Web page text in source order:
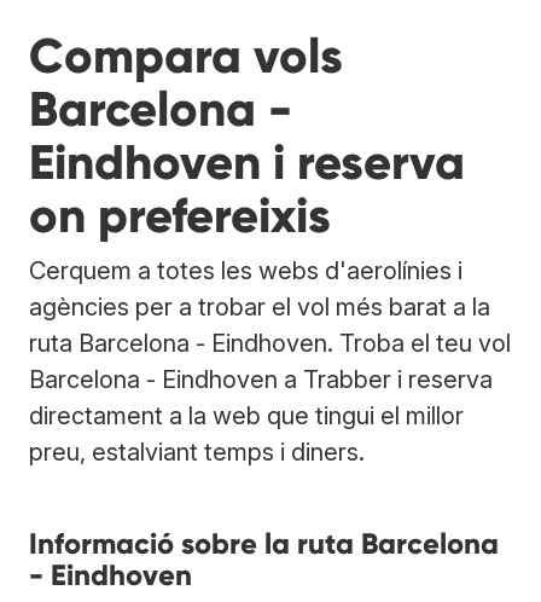
Compara vols
Barcelona -
Eindhoven i reserva
on prefereixis
Cerquem a totes les webs d'aerolínies i
agències per a trobar el vol més barat a la
ruta Barcelona - Eindhoven. Troba el teu vol
Barcelona - Eindhoven a Trabber i reserva
directament a la web que tingui el millor
preu, estalviant temps i diners.
Informació sobre la ruta Barcelona
- Eindhoven